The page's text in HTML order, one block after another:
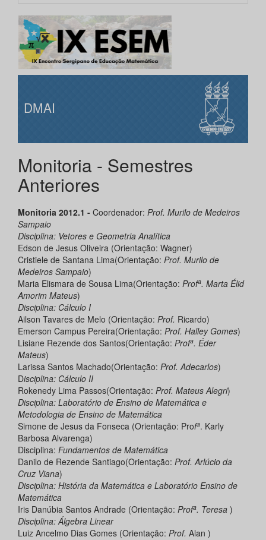
DMAI
Monitoria - Semestres
Anteriores
Monitoria 2012.1 - Coordenador: Prof. Murilo de Medeiros
Sampaio
Disciplina: Vetores e Geometria Analítica
Edson de Jesus Oliveira (Orientação: Wagner)
Cristiele de Santana Lima(Orientação: Prof. Murilo de
Medeiros Sampaio)
Maria Elismara de Sousa Lima(Orientação: Profa. Marta Élid
Amorim Mateus)
Disciplina: Cálculo I
Ailson Tavares de Melo (Orientação: Prof. Ricardo)
Emerson Campus Pereira(Orientação: Prof. Halley Gomes)
Lisiane Rezende dos Santos(Orientação: Profa. Éder
Mateus)
Larissa Santos Machado(Orientação: Prof. Adecarlos)
Disciplina: Cálculo II
Rokenedy Lima Passos(Orientação: Prof. Mateus Alegri)
Disciplina: Laboratório de Ensino de Matemática e
Metodologia de Ensino de Matemática
Simone de Jesus da Fonseca (Orientação: Profa. Karly
Barbosa Alvarenga)
Disciplina: Fundamentos de Matemática
Danilo de Rezende Santiago(Orientação: Prof.Arlúcio da
Cruz Viana)
Disciplina: História da Matemática e Laboratório Ensino de
Matemática
Iris Danúbia Santos Andrade (Orientação: Profa. Teresa )
Disciplina: Álgebra Linear
Luiz Ancelmo Dias Gomes (Orientação: Prof. Alan )